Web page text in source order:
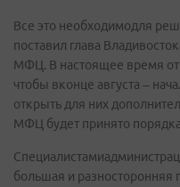
Все это необходимодля
поставил глава
МФЦ. В настоящее время
чтобы вконце августа –
открыть для них
МФЦ будет принято
большая и